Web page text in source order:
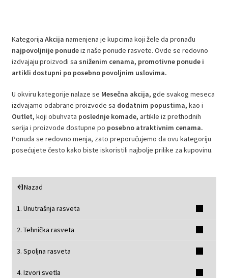
Kategorija Akcija namenjena je kupcima koji žele da pronađu
najpovoljnije ponudeiz naše ponude rasvete. Ovde se redovno
izdvajaju proizvodi sa sniženim cenama, promotivne ponude i
artikli dostupni po posebno povoljnim uslovima.
U okviru kategorije nalaze se Mesečna akcija, gde svakog meseca
izdvajamo odabrane proizvode sa dodatnim popustima, kao i
Outlet, koji obuhvata poslednje komade, artikle iz prethodnih
serija i proizvode dostupne po posebno atraktivnim cenama.
Ponuda se redovno menja, zato preporučujemo da ovu kategoriju
posećujete često kako biste iskoristili najbolje prilike za kupovinu.
Nazad
1. Unutrašnja rasveta
2. Tehnička rasveta
3. Spoljna rasveta
4. Izvori svetla